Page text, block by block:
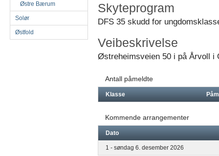
Østre Bærum
Solør
Østfold
Skyteprogram
DFS 35 skudd for
Veibeskrivelse
Østreheimsveien 50 i på Årvoll i
Antall påmeldte
Klasse
Kommende arrangementer
Dato
1 - søndag 6. desember 2026